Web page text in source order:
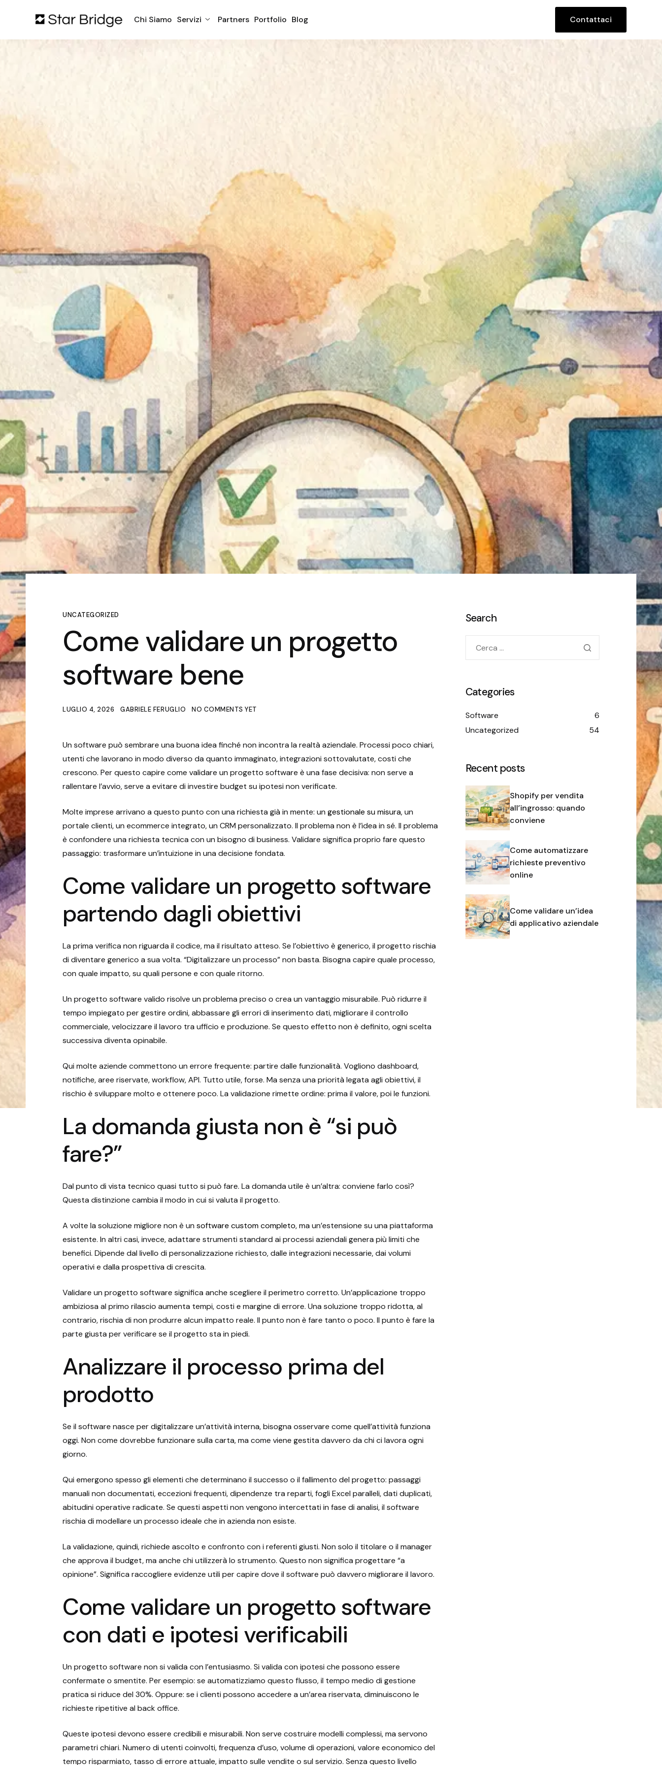
Chi Siamo Servizi Partners Portfolio Blog Contattaci
UNCATEGORIZED
Come validare un progetto
software bene
LUGLIO 4, 2026 GABRIELE FERUGLIO NO COMMENTS YET
Un software può sembrare una buona idea finché non incontra la realtà aziendale. Processi poco chiari,
utenti che lavorano in modo diverso da quanto immaginato, integrazioni sottovalutate, costi che
crescono. Per questo capire come validare un progetto software è una fase decisiva: non serve a
rallentare l’avvio, serve a evitare di investire budget su ipotesi non verificate.
Molte imprese arrivano a questo punto con una richiesta già in mente: un gestionale su misura, un
portale clienti, un ecommerce integrato, un CRM personalizzato. Il problema non è l’idea in sé. Il problema
è confondere una richiesta tecnica con un bisogno di business. Validare significa proprio fare questo
passaggio: trasformare un’intuizione in una decisione fondata.
Come validare un progetto software
partendo dagli obiettivi
La prima verifica non riguarda il codice, ma il risultato atteso. Se l’obiettivo è generico, il progetto rischia
di diventare generico a sua volta. “Digitalizzare un processo” non basta. Bisogna capire quale processo,
con quale impatto, su quali persone e con quale ritorno.
Un progetto software valido risolve un problema preciso o crea un vantaggio misurabile. Può ridurre il
tempo impiegato per gestire ordini, abbassare gli errori di inserimento dati, migliorare il controllo
commerciale, velocizzare il lavoro tra ufficio e produzione. Se questo effetto non è definito, ogni scelta
successiva diventa opinabile.
Qui molte aziende commettono un errore frequente: partire dalle funzionalità. Vogliono dashboard,
notifiche, aree riservate, workflow, API. Tutto utile, forse. Ma senza una priorità legata agli obiettivi, il
rischio è sviluppare molto e ottenere poco. La validazione rimette ordine: prima il valore, poi le funzioni.
La domanda giusta non è “si può
fare?”
Dal punto di vista tecnico quasi tutto si può fare. La domanda utile è un’altra: conviene farlo così?
Questa distinzione cambia il modo in cui si valuta il progetto.
A volte la soluzione migliore non è un software custom completo, ma un’estensione su una piattaforma
esistente. In altri casi, invece, adattare strumenti standard ai processi aziendali genera più limiti che
benefici. Dipende dal livello di personalizzazione richiesto, dalle integrazioni necessarie, dai volumi
operativi e dalla prospettiva di crescita.
Validare un progetto software significa anche scegliere il perimetro corretto. Un’applicazione troppo
ambiziosa al primo rilascio aumenta tempi, costi e margine di errore. Una soluzione troppo ridotta, al
contrario, rischia di non produrre alcun impatto reale. Il punto non è fare tanto o poco. Il punto è fare la
parte giusta per verificare se il progetto sta in piedi.
Analizzare il processo prima del
prodotto
Se il software nasce per digitalizzare un’attività interna, bisogna osservare come quell’attività funziona
oggi. Non come dovrebbe funzionare sulla carta, ma come viene gestita davvero da chi ci lavora ogni
giorno.
Qui emergono spesso gli elementi che determinano il successo o il fallimento del progetto: passaggi
manuali non documentati, eccezioni frequenti, dipendenze tra reparti, fogli Excel paralleli, dati duplicati,
abitudini operative radicate. Se questi aspetti non vengono intercettati in fase di analisi, il software
rischia di modellare un processo ideale che in azienda non esiste.
La validazione, quindi, richiede ascolto e confronto con i referenti giusti. Non solo il titolare o il manager
che approva il budget, ma anche chi utilizzerà lo strumento. Questo non significa progettare “a
opinione”. Significa raccogliere evidenze utili per capire dove il software può davvero migliorare il lavoro.
Come validare un progetto software
con dati e ipotesi verificabili
Un progetto software non si valida con l’entusiasmo. Si valida con ipotesi che possono essere
confermate o smentite. Per esempio: se automatizziamo questo flusso, il tempo medio di gestione
pratica si riduce del 30%. Oppure: se i clienti possono accedere a un’area riservata, diminuiscono le
richieste ripetitive al back office.
Queste ipotesi devono essere credibili e misurabili. Non serve costruire modelli complessi, ma servono
parametri chiari. Numero di utenti coinvolti, frequenza d’uso, volume di operazioni, valore economico del
tempo risparmiato, tasso di errore attuale, impatto sulle vendite o sul servizio. Senza questo livello
Search
Categories
Software
6
Uncategorized
54
Recent posts
Shopify per vendita
all’ingrosso: quando
conviene
Come automatizzare
richieste preventivo
online
Come validare un’idea
di applicativo aziendale